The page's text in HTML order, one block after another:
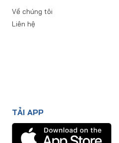
Về chúng tôi
Liên hệ
TẢI APP